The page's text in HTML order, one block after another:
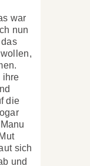
war
nun
ihre
die
sich
und